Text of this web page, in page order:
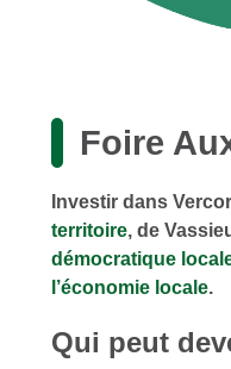
Foire
Investir dans
territoire, de
démocratique
l’économie locale.
Qui peut